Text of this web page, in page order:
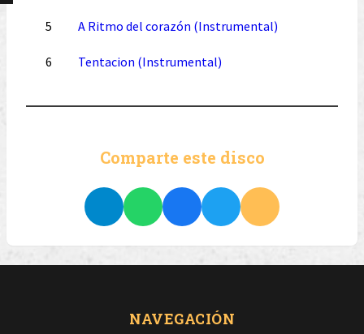
5 A Ritmo del corazón (Instrumental)
6 Tentacion (Instrumental)
Comparte este disco
NAVEGACIÓN